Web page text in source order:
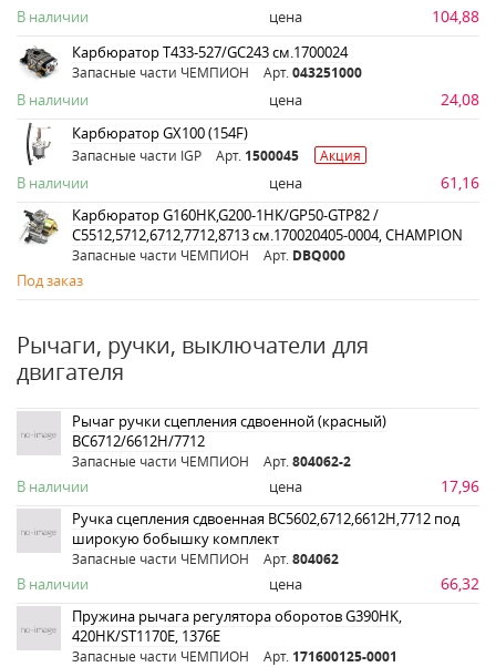
В наличии цена 104,88
Карбюратор Т433-527/GC243 см.1700024
Запасные части ЧЕМПИОН Арт. 043251000
В наличии цена 24,08
Карбюратор GX100 (154F)
Запасные части IGP Арт. 1500045 Акция
В наличии цена 61,16
Карбюратор G160HK,G200-1HK/GP50-GTP82 /
С5512,5712,6712,7712,8713 см.170020405-0004, CHAMPION
Запасные части ЧЕМПИОН Арт. DBQ000
Под заказ
Рычаги, ручки, выключатели для
двигателя
Рычаг ручки сцепления сдвоенной (красный)
ВС6712/6612Н/7712
Запасные части ЧЕМПИОН Арт. 804062-2
В наличии цена 17,96
Ручка сцепления сдвоенная ВС5602,6712,6612Н,7712 под
широкую бобышку комплект
Запасные части ЧЕМПИОН Арт. 804062
В наличии цена 66,32
Пружина рычага регулятора оборотов G390HK,
420HK/ST1170E, 1376E
Запасные части ЧЕМПИОН Арт. 171600125-0001